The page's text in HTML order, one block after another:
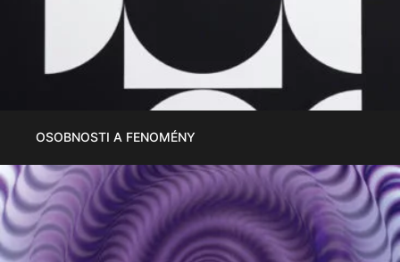
OSOBNOSTI A FENOMÉNY